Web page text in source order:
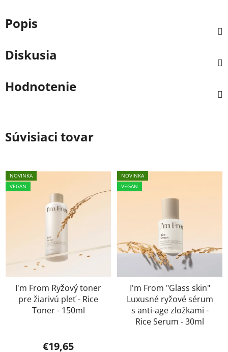
Popis
Diskusia
Hodnotenie
Súvisiaci tovar
NOVINKA
VEGAN
I'm From Ryžový toner
pre žiarivú pleť - Rice
Toner - 150ml
€19,65
NOVINKA
VEGAN
I'm From "Glass skin"
Luxusné ryžové sérum
s anti-age zložkami -
Rice Serum - 30ml